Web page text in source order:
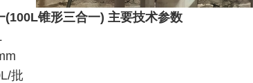
(100L锥形三合一) 主要技术参数
批